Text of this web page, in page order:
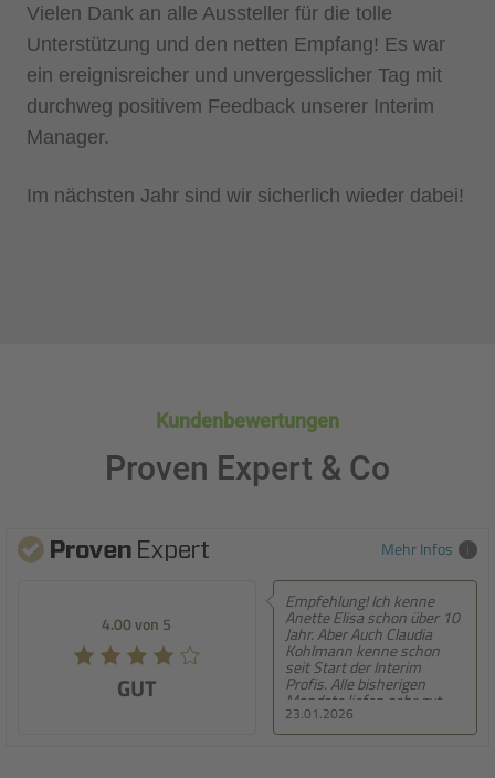
Vielen Dank an alle Aussteller für die tolle
Unterstützung und den netten Empfang! Es war
ein ereignisreicher und unvergesslicher Tag mit
durchweg positivem Feedback unserer Interim
Manager.
Im nächsten Jahr sind wir sicherlich wieder dabei!
Kundenbewertungen
Proven Expert & Co
Mehr Infos
5.00 von 5
SEHR GUT
Empfehlung! Ich kenne
Anette Elisa schon über 10
Jahr. Aber Auch Claudia
Kohlmann kenne schon
seit Start der Interim
Profis. Alle bisherigen
Mandate liefen sehr gut
und es war einfach Top. Die
Betreuung zum Mandat
Empfehlung!
persönliche
entwickeln
weiter